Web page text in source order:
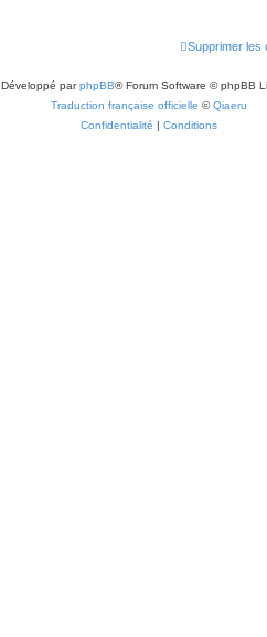
Supprimer les
Développé parphpBB® Forum Software © phpBB
Traduction française officielle ©Qiaeru
Confidentialité | Conditions